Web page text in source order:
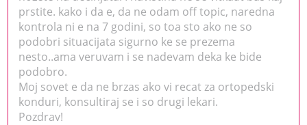
prstite. kako i da e, da ne odam off topic, naredna
kontrola ni e na 7 godini, so toa sto ako ne so
podobri situacijata sigurno ke se prezema
nesto..ama veruvam i se nadevam deka ke bide
podobro.
Moj sovet e da ne brzas ako vi recat za ortopedski
konduri, konsultiraj se i so drugi lekari.
Pozdrav!